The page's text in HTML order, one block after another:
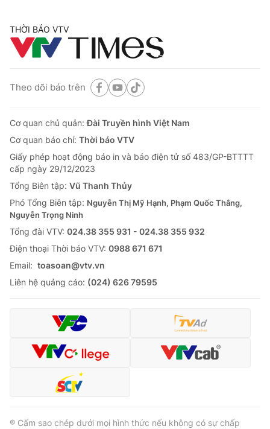
THỜI BÁO VTV
Theo dõi báo trên
Cơ quan chủ quản:Đài Truyền hình Việt Nam
Cơ quan báo chí: Thời báo VTV
Giấy phép hoạt động báo in và báo điện tử số 483/GP-BTTTT
cấp ngày 29/12/2023
Tổng Biên tập: Vũ Thanh Thủy
Phó Tổng Biên tập: Nguyễn Thị Mỹ Hạnh, Phạm Quốc Thắng,
Nguyễn Trọng Ninh
Tổng đài VTV: 024.38 355 931 - 024.38 355 932
Ðiện thoại Thời báo VTV: 0988 671 671
Email: toasoan@vtv.vn
Liên hệ quảng cáo: (024) 626 79595
® Cấm sao chép dưới mọi hình thức nếu không có sự chấp